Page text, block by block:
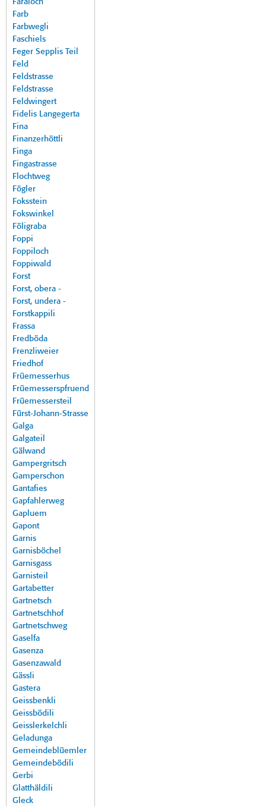
Faraloch
Farb
Farbwegli
Faschiels
Feger Sepplis Teil
Feld
Feldstrasse
Feldstrasse
Feldwingert
Fidelis Langegerta
Fina
Finanzerhöttli
Finga
Fingastrasse
Flochtweg
Fögler
Foksstein
Fokswinkel
Föligraba
Foppi
Foppiloch
Foppiwald
Forst
Forst, obera -
Forst, undera -
Forstkappili
Frassa
Fredböda
Frenzliweier
Friedhof
Früemesserhus
Früemesserspfruend
Früemessersteil
Fürst-Johann-Strasse
Galga
Galgateil
Gälwand
Gampergritsch
Gamperschon
Gantafies
Gapfahlerweg
Gapluem
Gapont
Garnis
Garnisböchel
Garnisgass
Garnisteil
Gartabetter
Gartnetsch
Gartnetschhof
Gartnetschweg
Gaselfa
Gasenza
Gasenzawald
Gässli
Gastera
Geissbenkli
Geissbödili
Geisslerkelchli
Geladunga
Gemeindeblüemler
Gemeindebödili
Gerbi
Glatthäldili
Gleck